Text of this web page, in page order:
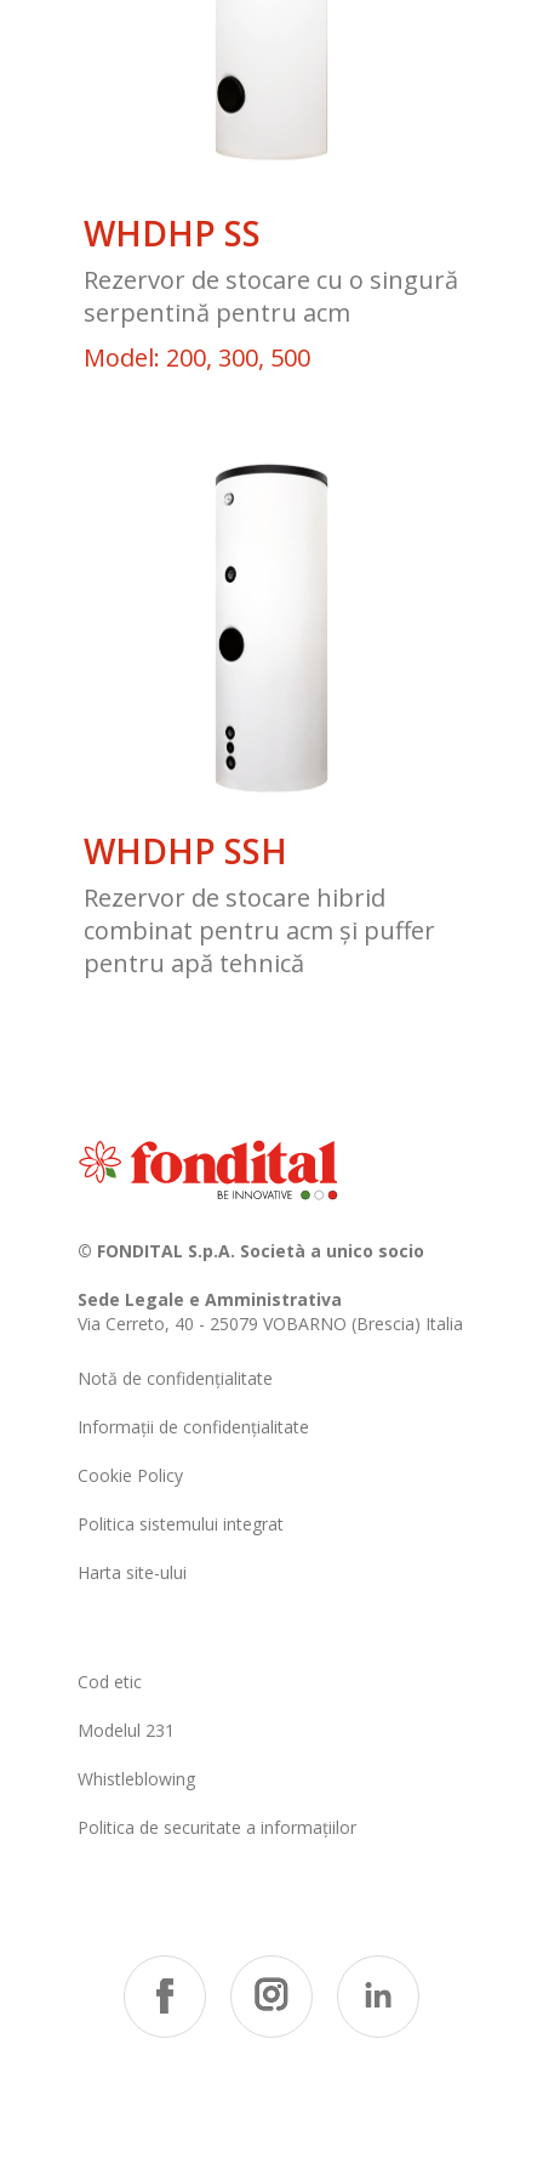
WHDHP SS
Rezervor de stocare cu o singură
serpentină pentru acm
Model: 200, 300, 500
WHDHP SSH
Rezervor de stocare hibrid
combinat pentru acm și puffer
pentru apă tehnică
© FONDITAL S.p.A. Società a unico socio
Sede Legale e Amministrativa
Via Cerreto, 40 - 25079 VOBARNO (Brescia) Italia
Notă de confidențialitate
Informații de confidențialitate
Cookie Policy
Politica sistemului integrat
Harta site-ului
Cod etic
Modelul 231
Whistleblowing
Politica de securitate a informațiilor